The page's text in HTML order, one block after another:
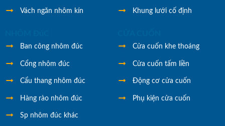
Vách ngăn nhôm kín Khung lưới cố định
Ban công nhôm đúc
Cổng nhôm đúc
Cẩu thang nhôm đúc
Hàng rào nhôm đúc
Sp nhôm đúc khác
Cửa cuốn khe thoáng
Cửa cuốn tấm liền
Động cơ cửa cuốn
Phụ kiện cửa cuốn